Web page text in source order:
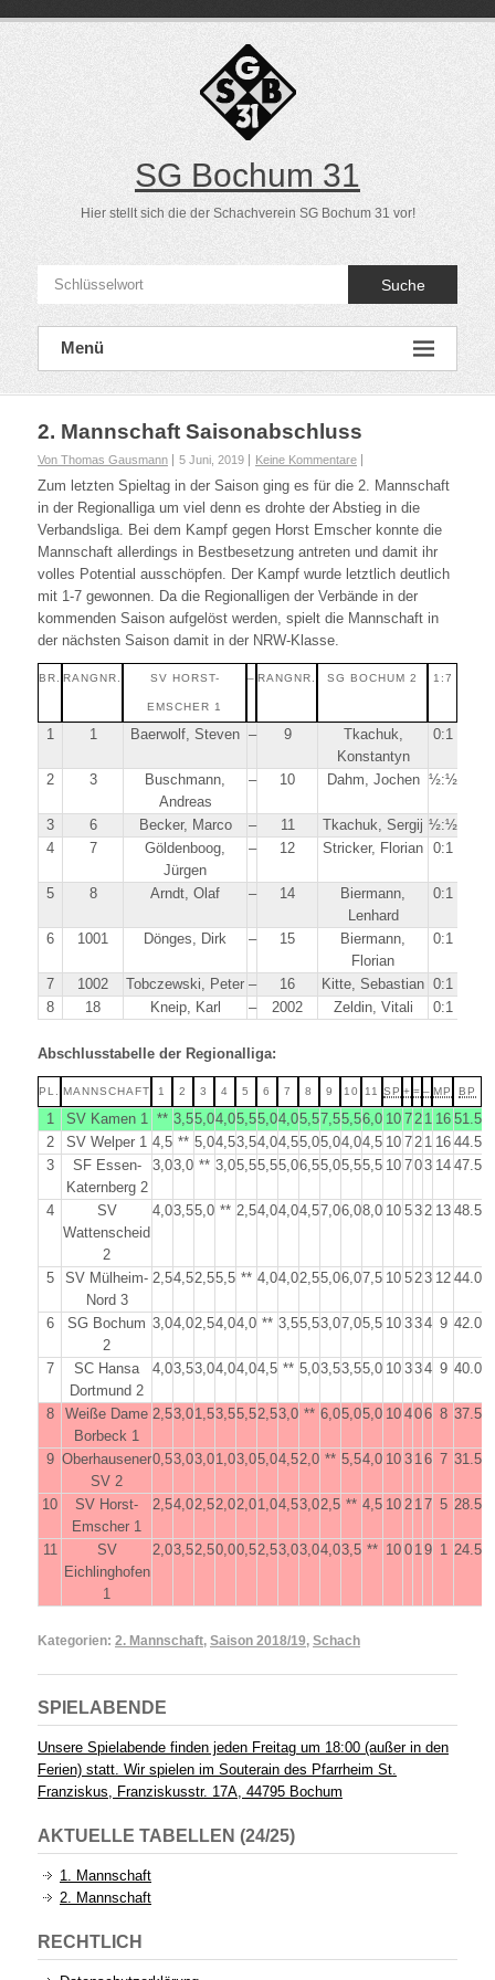
SG Bochum 31
Hier stellt sich die der Schachverein SG Bochum 31 vor!
Suche
Menü
2. Mannschaft Saisonabschluss
Von Thomas Gausmann 5 Juni, 2019 Keine Kommentare
Zum letzten Spieltag in der Saison ging es für die 2. Mannschaft
in der Regionalliga um viel denn es drohte der Abstieg in die
Verbandsliga. Bei dem Kampf gegen Horst Emscher konnte die
Mannschaft allerdings in Bestbesetzung antreten und damit ihr
volles Potential ausschöpfen. Der Kampf wurde letztlich deutlich
mit 1-7 gewonnen. Da die Regionalligen der Verbände in der
kommenden Saison aufgelöst werden, spielt die Mannschaft in
der nächsten Saison damit in der NRW-Klasse.
BR. RANGNR. SV HORST-
EMSCHER 1
– RANGNR. SG BOCHUM 2 1:7
1 1 Baerwolf, Steven – 9
Tkachuk,
Konstantyn
0:1
2 3
Buschmann,
Andreas
– 10 Dahm, Jochen ½:½
3 6 Becker, Marco – 11 Tkachuk, Sergij ½:½
4
7
Göldenboog,
Jürgen
– 12 Stricker, Florian 0:1
5 8 Arndt, Olaf – 14
Biermann,
Lenhard
0:1
6 1001 Dönges, Dirk – 15
Biermann,
Florian
0:1
7 1002 Tobczewski, Peter – 16 Kitte, Sebastian 0:1
8
18 Kneip, Karl – 2002 Zeldin, Vitali 0:1
Abschlusstabelle der Regionalliga:
PL. MANNSCHAFT 1 2 3 4 5 6 7 8 9 10 11 SP + = – MP BP
1 SV Kamen 1 ** 3,55,04,05,55,04,05,57,55,56,0 10 72 1 16 51.5
2
SV Welper 1 4,5 ** 5,04,53,54,04,55,05,04,04,5 10 72 1 16 44.5
3
SF Essen-
Katernberg 2
3,03,0 ** 3,05,55,55,06,55,05,55,5 10 703 14 47.5
4
SV
Wattenscheid
2
4,03,55,0 ** 2,54,04,04,57,06,08,0 10 532 13 48.5
5
SV Mülheim-
Nord 3
2,54,52,55,5 ** 4,04,02,55,06,07,5 10 523 12 44.0
6
SG Bochum
2
3,04,02,54,04,0 ** 3,55,53,07,05,5 10 334 9 42.0
7
SC Hansa
Dortmund 2
4,03,53,04,04,04,5 ** 5,03,53,55,0 10 334 9 40.0
8
Weiße Dame
Borbeck 1
2,53,01,53,55,52,53,0 ** 6,05,05,0 10 406 8 37.5
9 Oberhausener
SV 2
0,53,03,01,03,05,04,52,0 ** 5,54,0 10 3 16 7 31.5
10
SV Horst-
Emscher 1
2,54,02,52,02,01,04,53,02,5 ** 4,5 10 2 17 5 28.5
11
SV
Eichlinghofen
1
2,03,52,50,00,52,53,03,04,03,5 ** 10 0 19 1 24.5
Kategorien: 2. Mannschaft, Saison 2018/19, Schach
SPIELABENDE
Unsere Spielabende finden jeden Freitag um 18:00 (außer in den
Ferien) statt. Wir spielen im Souterain des Pfarrheim St.
Franziskus, Franziskusstr. 17A, 44795 Bochum
AKTUELLE TABELLEN (24/25)
1. Mannschaft
2. Mannschaft
RECHTLICH